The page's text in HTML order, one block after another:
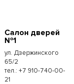
Салон дверей
№1
ул. Дзержинского
65/2
тел.: +7 910-740-00-
21